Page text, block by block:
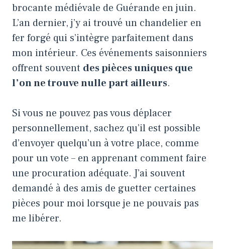
brocante médiévale de Guérande en juin.
L’an dernier, j’y ai trouvé un chandelier en
fer forgé qui s’intègre parfaitement dans
mon intérieur. Ces événements saisonniers
offrent souvent des pièces uniques que
l’on ne trouve nulle part ailleurs.
Si vous ne pouvez pas vous déplacer
personnellement, sachez qu’il est possible
d’envoyer quelqu’un à votre place, comme
pour un vote – en apprenant comment faire
une procuration adéquate. J’ai souvent
demandé à des amis de guetter certaines
pièces pour moi lorsque je ne pouvais pas
me libérer.